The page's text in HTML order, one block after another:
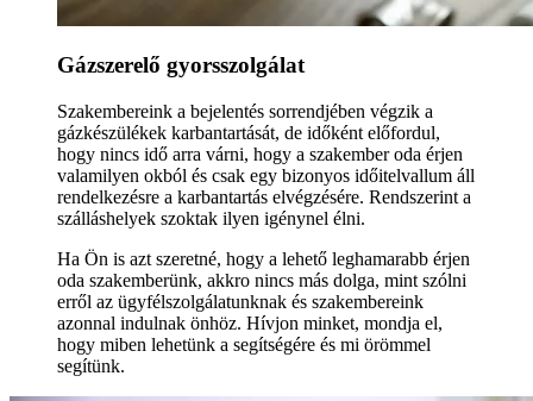
Gázszerelő gyorsszolgálat
Szakembereink a bejelentés sorrendjében végzik a
gázkészülékek karbantartását, de időként előfordul,
hogy nincs idő arra várni, hogy a szakember oda érjen
valamilyen okból és csak egy bizonyos időitelvallum áll
rendelkezésre a karbantartás elvégzésére. Rendszerint a
szálláshelyek szoktak ilyen igénynel élni.
Ha Ön is azt szeretné, hogy a lehető leghamarabb érjen
oda szakemberünk, akkro nincs más dolga, mint szólni
erről az ügyfélszolgálatunknak és szakembereink
azonnal indulnak önhöz. Hívjon minket, mondja el,
hogy miben lehetünk a segítségére és mi örömmel
segítünk.